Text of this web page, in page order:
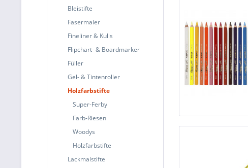
Bleistifte
Fasermaler
Fineliner & Kulis
Flipchart- & Boardmarker
Füller
Gel- & Tintenroller
Holzfarbstifte
Super-Ferby
Farb-Riesen
Woodys
Holzfarbstifte
Lackmalstifte